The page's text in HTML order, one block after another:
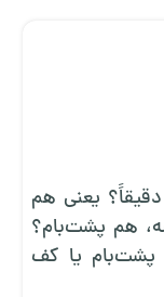
یعنی هم
هم پشت‌بام؟
پشت‌بام یا کف